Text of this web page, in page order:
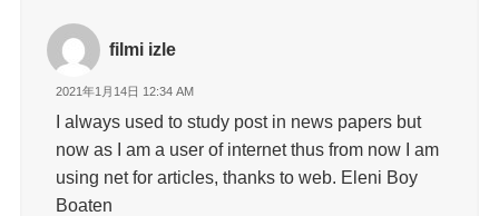
filmi izle
2021年1月14日 12:34 AM
I always used to study post in news papers but
now as I am a user of internet thus from now I am
using net for articles, thanks to web. Eleni Boy
Boaten